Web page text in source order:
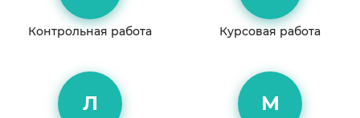
Контрольная работа Курсовая работа
Л М